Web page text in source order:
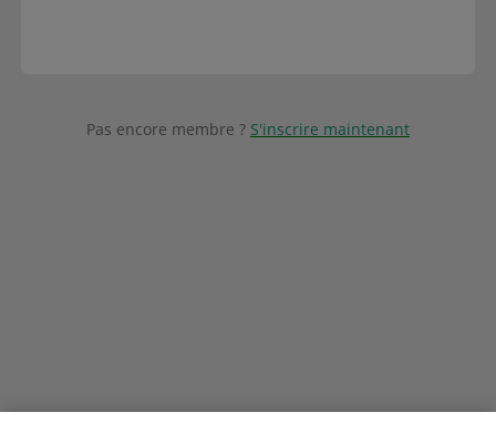
Pas encore membre ? S'inscrire maintenant